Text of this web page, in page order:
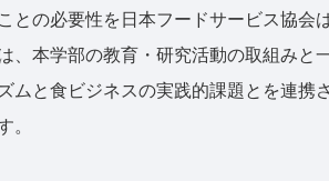
との必要性を日本フードサービス協会
、本学部の教育・研究活動の取組みと
ムと食ビジネスの実践的課題とを連携